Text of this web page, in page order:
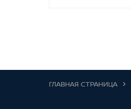
ГЛАВНАЯ СТРАНИЦА